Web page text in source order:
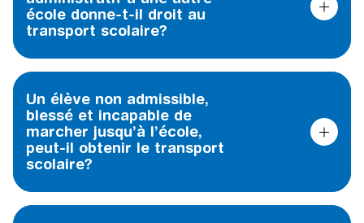
école donne-t-il droit au
transport scolaire?
Un élève non admissible,
blessé et incapable de
marcher jusqu’à l’école,
peut-il obtenir le transport
scolaire?